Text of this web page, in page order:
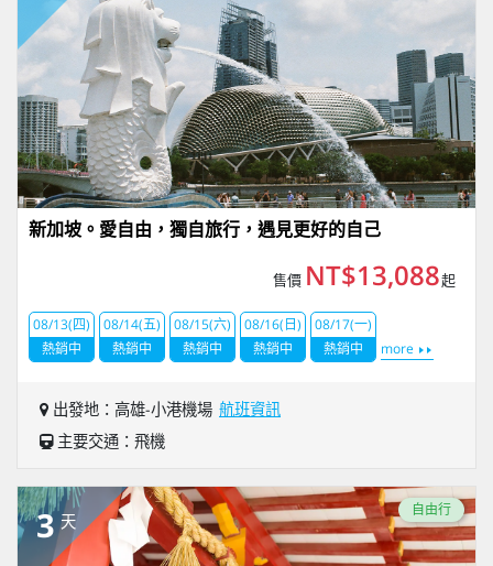
新加坡。愛自由，獨自旅行，遇見更好的自己
售價 NT$13,088起
08/13(四)
熱銷中
08/14(五)
熱銷中
08/15(六)
熱銷中
08/16(日)
熱銷中
08/17(一)
熱銷中
more
出發地：高雄-小港機場 航班資訊
主要交通：飛機
3 天
自由行